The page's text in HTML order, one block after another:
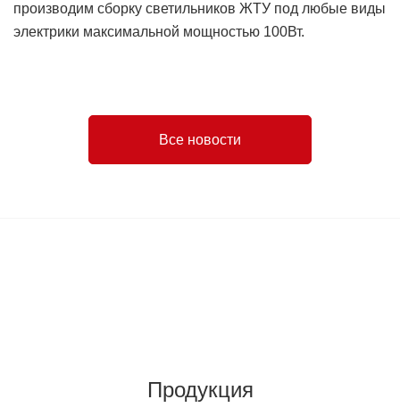
производим сборку светильников ЖТУ под любые виды
электрики максимальной мощностью 100Вт.
Все новости
Продукция